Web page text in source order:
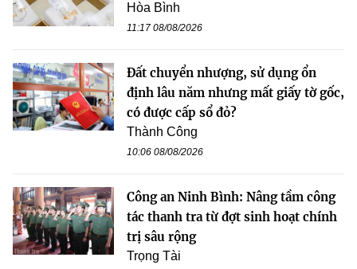
Hòa Bình
11:17 08/08/2026
Đất chuyển nhượng, sử dụng ổn
định lâu năm nhưng mất giấy tờ gốc,
có được cấp sổ đỏ?
Thành Công
10:06 08/08/2026
Công an Ninh Bình: Nâng tầm công
tác thanh tra từ đợt sinh hoạt chính
trị sâu rộng
Trọng Tài